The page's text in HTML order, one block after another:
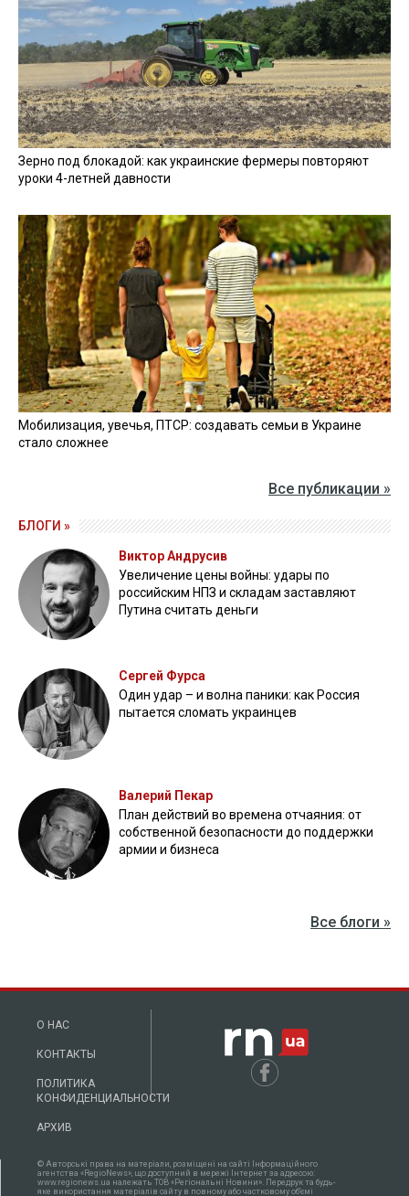
Зерно под блокадой: как украинские фермеры повторяют
уроки 4-летней давности
Мобилизация, увечья, ПТСР: создавать семьи в Украине
стало сложнее
Все публикации »
БЛОГИ »
Виктор Андрусив
Увеличение цены войны: удары по
российским НПЗ и складам заставляют
Путина считать деньги
Сергей Фурса
Один удар – и волна паники: как Россия
пытается сломать украинцев
Валерий Пекар
План действий во времена отчаяния: от
собственной безопасности до поддержки
армии и бизнеса
Все блоги »
О НАС
КОНТАКТЫ
ПОЛИТИКА
КОНФИДЕНЦИАЛЬНОСТИ
АРХИВ
© Авторські права на матеріали, розміщені на сайті Інформаційного
агентства «RegioNews», що доступний в мережі Інтернет за адресою:
www.regionews.ua належать ТОВ «Регіональні Новини». Передрук та будь-
яке використання матеріалів сайту в повному або частковому об'ємі